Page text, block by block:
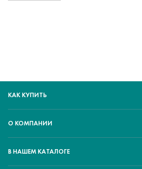
КАК КУПИТЬ
О КОМПАНИИ
В НАШЕМ КАТАЛОГЕ